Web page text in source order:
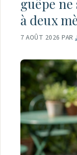
guêpe ne
à deux
7 AOÛT 2026 PAR